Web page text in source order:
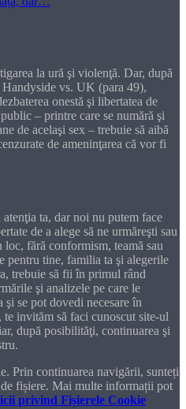
la ură şi violenţă. Dar, după
vs. UK (para 49),
onestă şi libertatea de
– printre care se numără şi
de acelaşi sex – trebuie să aibă
de ameninţarea că vor fi
ta, dar noi nu putem face
de a alege să ne urmăreşti sau
fără conformism, teamă sau
pentru tine, familia ta şi alegerile
trebuie să fii în primul rând
şi analizele pe care le
şi se pot dovedi necesare în
invităm să faci cunoscut site-ul
după posibilităţi, continuarea şi
Prin continuarea navigării, sunteți
fișiere. Mai multe informații pot
privind Fișierele Cookie